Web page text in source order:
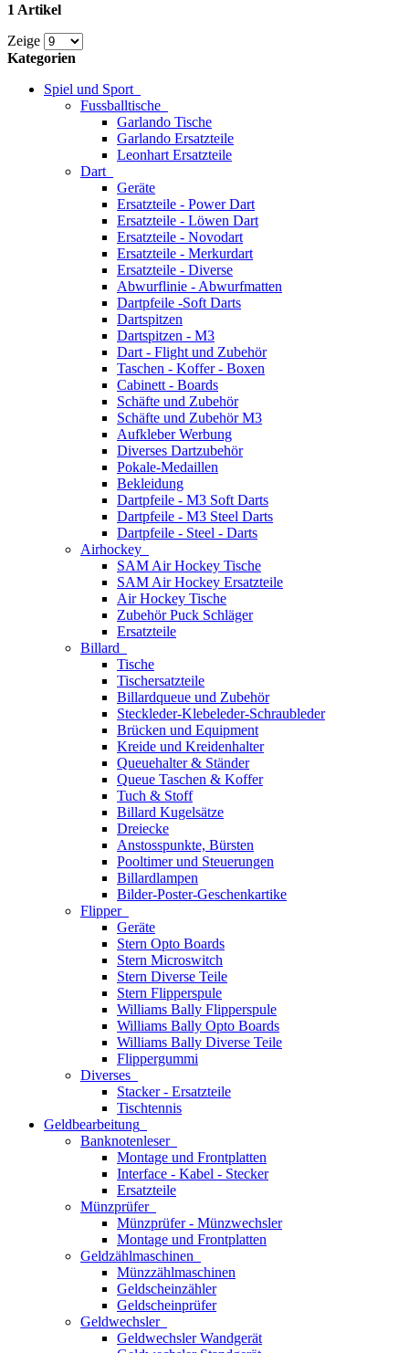
1 Artikel
Zeige
Kategorien
Spiel und Sport
Fussballtische
Garlando Tische
Garlando Ersatzteile
Leonhart Ersatzteile
Dart
Geräte
Ersatzteile - Power Dart
Ersatzteile - Löwen Dart
Ersatzteile - Novodart
Ersatzteile - Merkurdart
Ersatzteile - Diverse
Abwurflinie - Abwurfmatten
Dartpfeile -Soft Darts
Dartspitzen
Dartspitzen - M3
Dart - Flight und Zubehör
Taschen - Koffer - Boxen
Cabinett - Boards
Schäfte und Zubehör
Schäfte und Zubehör M3
Aufkleber Werbung
Diverses Dartzubehör
Pokale-Medaillen
Bekleidung
Dartpfeile - M3 Soft Darts
Dartpfeile - M3 Steel Darts
Dartpfeile - Steel - Darts
Airhockey
SAM Air Hockey Tische
SAM Air Hockey Ersatzteile
Air Hockey Tische
Zubehör Puck Schläger
Ersatzteile
Billard
Tische
Tischersatzteile
Billardqueue und Zubehör
Steckleder-Klebeleder-Schraubleder
Brücken und Equipment
Kreide und Kreidenhalter
Queuehalter & Ständer
Queue Taschen & Koffer
Tuch & Stoff
Billard Kugelsätze
Dreiecke
Anstosspunkte, Bürsten
Pooltimer und Steuerungen
Billardlampen
Bilder-Poster-Geschenkartike
Flipper
Geräte
Stern Opto Boards
Stern Microswitch
Stern Diverse Teile
Stern Flipperspule
Williams Bally Flipperspule
Williams Bally Opto Boards
Williams Bally Diverse Teile
Flippergummi
Diverses
Stacker - Ersatzteile
Tischtennis
Geldbearbeitung
Banknotenleser
Montage und Frontplatten
Interface - Kabel - Stecker
Ersatzteile
Münzprüfer
Münzprüfer - Münzwechsler
Montage und Frontplatten
Geldzählmaschinen
Münzzählmaschinen
Geldscheinzähler
Geldscheinprüfer
Geldwechsler
Geldwechsler Wandgerät